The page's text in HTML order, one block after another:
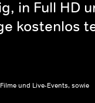
in Full HD
kostenlos
und Live-Events, sowie